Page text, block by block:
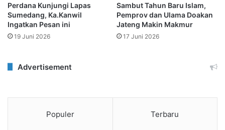
Perdana Kunjungi Lapas
Sumedang, Ka.Kanwil
Ingatkan Pesan ini
19 Juni 2026
Sambut Tahun Baru Islam,
Pemprov dan Ulama Doakan
Jateng Makin Makmur
17 Juni 2026
Advertisement
Populer Terbaru